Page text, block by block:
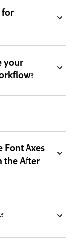
for
your
Font Axes
the After